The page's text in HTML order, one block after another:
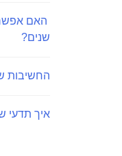
האם
שנים?
החשיבות
איך תדעי